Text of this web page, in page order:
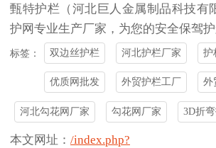
甄特护栏（河北巨人金属制品科技有
护网专业生产厂家，为您的安全保驾护
标签： 双边丝护栏 河北护栏厂家 护
优质网批发 外贸护栏工厂 外
河北勾花网厂家 勾花网厂家 3D折
本文网址： /index.php?